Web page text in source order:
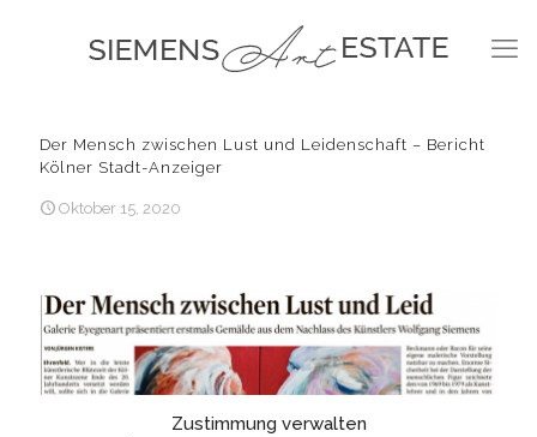
Zustimmung verwalten
Der Mensch zwischen Lust und Leidenschaft – Bericht
Kölner Stadt-Anzeiger
Oktober 15, 2020